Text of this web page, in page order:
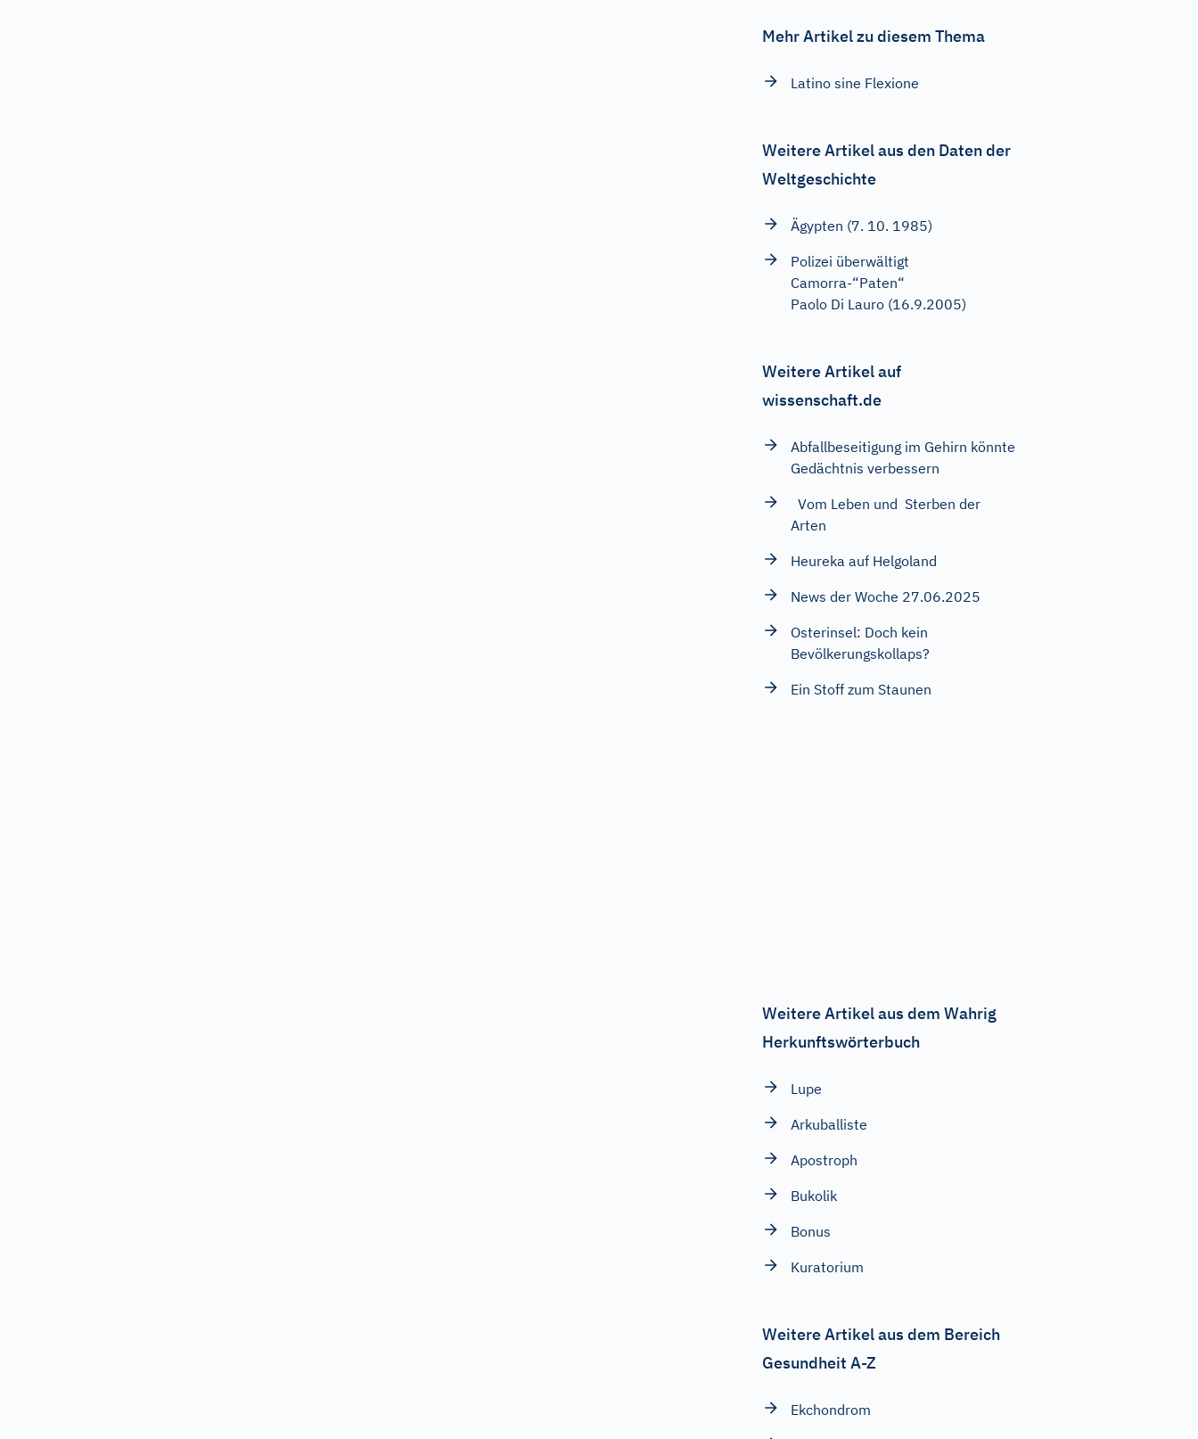
Mehr Artikel zu diesem Thema
Latino sine Flexione
Weitere Artikel aus den Daten der
Weltgeschichte
Ägypten (7. 10. 1985)
Polizei überwältigt
Camorra-“Paten“
Paolo Di Lauro (16.9.2005)
Weitere Artikel auf
wissenschaft.de
Abfallbeseitigung im Gehirn könnte
Gedächtnis verbessern
Vom Leben und Sterben der
Arten
Heureka auf Helgoland
News der Woche 27.06.2025
Osterinsel: Doch kein
Bevölkerungskollaps?
Ein Stoff zum Staunen
Weitere Artikel aus dem Wahrig
Herkunftswörterbuch
Lupe
Arkuballiste
Apostroph
Bukolik
Bonus
Kuratorium
Weitere Artikel aus dem Bereich
Gesundheit A-Z
Ekchondrom